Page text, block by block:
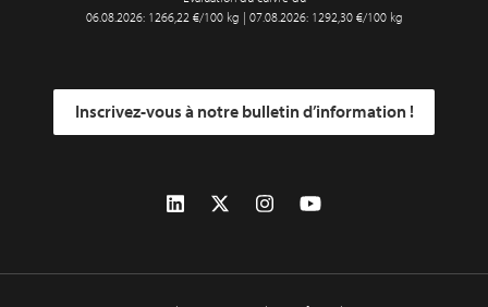
06.08.2026: 1266,22 €/100 kg | 07.08.2026: 1292,30 €/100 kg
Inscrivez-vous à notre bulletin d’information !